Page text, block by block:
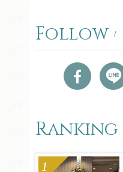
Follow
Ranking